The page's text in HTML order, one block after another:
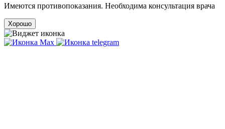
Имеются противопоказания. Необходима консультация врача
Хорошо